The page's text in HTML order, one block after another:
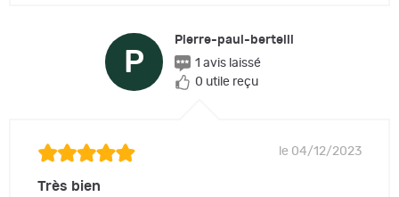
P
Pierre-paul-bertelli
1 avis laissé
0 utile reçu
le 04/12/2023
Très bien